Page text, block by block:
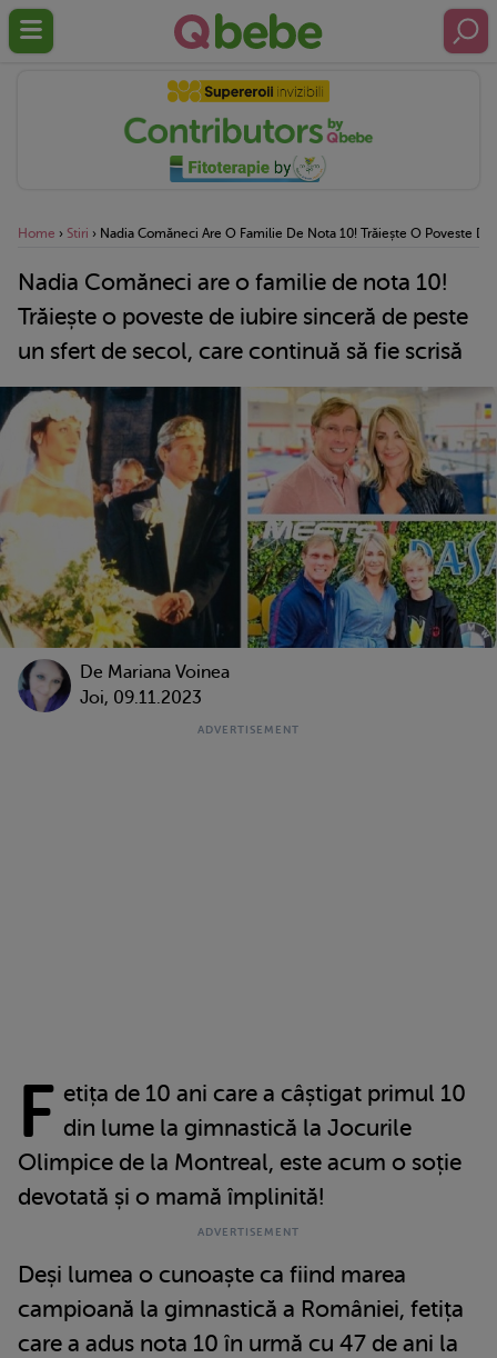
Home › Stiri › Nadia Comăneci Are O Familie De Nota 10! Trăiește O Poveste
Nadia Comăneci are o familie de nota 10!
Trăiește o poveste de iubire sinceră de peste
un sfert de secol, care continuă să fie scrisă
De Mariana Voinea
Joi, 09.11.2023
F etița de 10 ani care a câștigat primul 10
din lume la gimnastică la Jocurile
Olimpice de la Montreal, este acum o soție
devotată și o mamă împlinită!
Deși lumea o cunoaște ca fiind marea
campioană la gimnastică a României, fetița
care a adus nota 10 în urmă cu 47 de ani la